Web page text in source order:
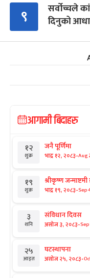
९
सर्वोच्चले
दिनुको
आगामी बिदाहरु
१२
शुक्र
जनै पूर्णिमा
भाद्र १२, २०८३-Aug
१९
शुक्र
श्रीकृष्ण जन्माष्टमी
भाद्र १९, २०८३-Sep
३
शनि
संविधान दिवस
असोज ३, २०८३-
२५
आइत
घटस्थापना
असोज २५, २०८३-